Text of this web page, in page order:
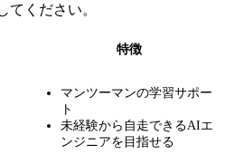
てください。
特徴
マンツーマンの学習サポー
ト
未経験から自走できるAIエ
ンジニアを目指せる